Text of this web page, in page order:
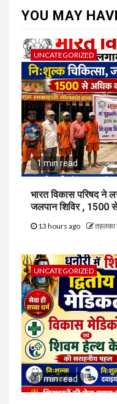
YOU MAY
UNCATEGORIZED
1 min read
भारत विकास परिषद ने
जलपान शिविर , 1500
13 hours ago तहलका
UNCATEGORIZED
1 min read